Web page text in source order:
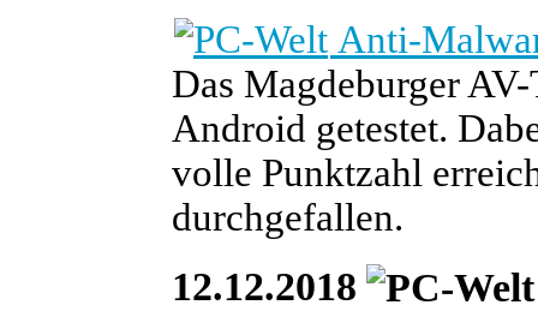
Anti-
Das Magdeburger
Android getestet.
volle Punktzahl
durchgefallen.
12.12.2018